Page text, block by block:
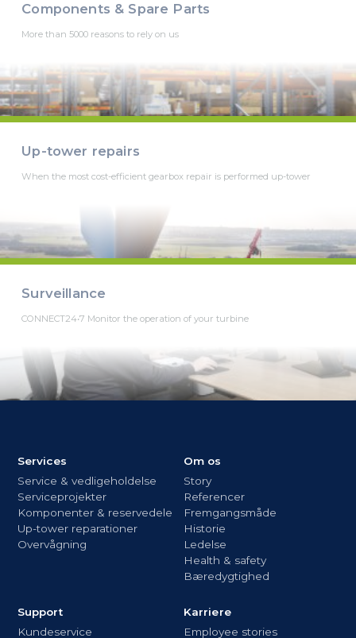
Components & Spare Parts
More than 5000 reasons to rely on us
Up-tower repairs
When the most cost-efficient gearbox repair is performed up-tower
Surveillance
CONNECT24•7 Monitor the operation of your turbine
Services
Service & vedligeholdelse
Serviceprojekter
Komponenter & reservedele
Up-tower reparationer
Overvågning
Om os
Story
Referencer
Fremgangsmåde
Historie
Ledelse
Health & safety
Bæredygtighed
Support
Kundeservice
Karriere
Employee stories